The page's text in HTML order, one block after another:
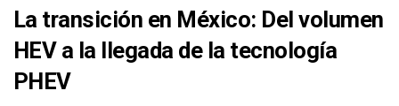
La transición en México: Del volumen
HEV a la llegada de la tecnología
PHEV